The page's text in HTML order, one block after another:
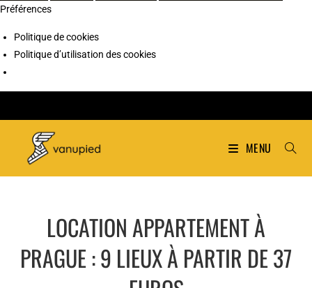
Préférences
Politique de cookies
Politique d’utilisation des cookies
MENU
LOCATION APPARTEMENT À
PRAGUE : 9 LIEUX À PARTIR DE 37